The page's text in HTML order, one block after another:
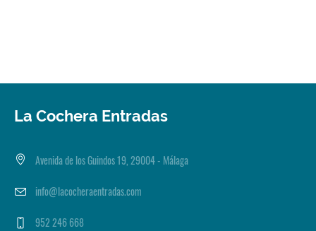
La Cochera Entradas
Avenida de los Guindos 19, 29004 - Málaga
info@lacocheraentradas.com
952 246 668